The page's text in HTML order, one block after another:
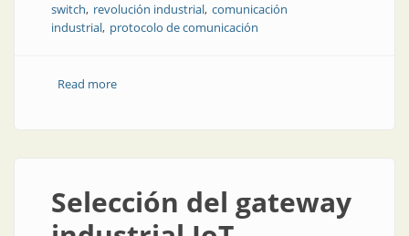
switch revolución industrial comunicación
industrial protocolo de comunicación
Read moreabout Infraestructura de automatización y sus
Selección del gateway